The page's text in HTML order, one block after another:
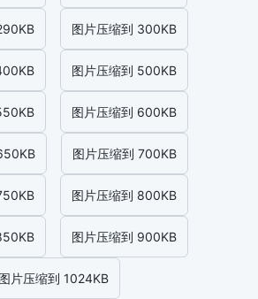
图片压缩到 300KB
图片压缩到 500KB
图片压缩到 600KB
图片压缩到 700KB
图片压缩到 800KB
图片压缩到 900KB
图片压缩到 1024KB